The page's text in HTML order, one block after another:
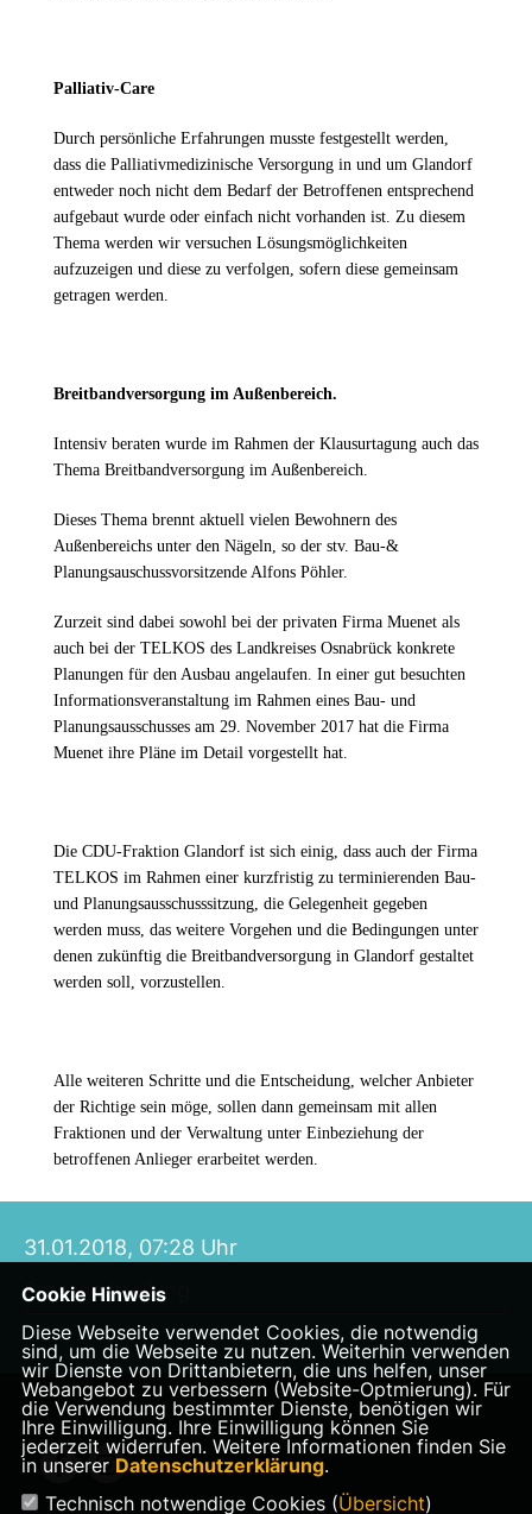
Palliativ-Care
Durch persönliche Erfahrungen musste festgestellt werden,
dass die Palliativmedizinische Versorgung in und um Glandorf
entweder noch nicht dem Bedarf der Betroffenen entsprechend
aufgebaut wurde oder einfach nicht vorhanden ist. Zu diesem
Thema werden wir versuchen Lösungsmöglichkeiten
aufzuzeigen und diese zu verfolgen, sofern diese gemeinsam
getragen werden.
Breitbandversorgung im Außenbereich.
Intensiv beraten wurde im Rahmen der Klausurtagung auch das
Thema Breitbandversorgung im Außenbereich.
Dieses Thema brennt aktuell vielen Bewohnern des
Außenbereichs unter den Nägeln, so der stv. Bau-&
Planungsauschussvorsitzende Alfons Pöhler.
Zurzeit sind dabei sowohl bei der privaten Firma Muenet als
auch bei der TELKOS des Landkreises Osnabrück konkrete
Planungen für den Ausbau angelaufen. In einer gut besuchten
Informationsveranstaltung im Rahmen eines Bau- und
Planungsausschusses am 29. November 2017 hat die Firma
Muenet ihre Pläne im Detail vorgestellt hat.
Die CDU-Fraktion Glandorf ist sich einig, dass auch der Firma
TELKOS im Rahmen einer kurzfristig zu terminierenden Bau-
und Planungsausschusssitzung, die Gelegenheit gegeben
werden muss, das weitere Vorgehen und die Bedingungen unter
denen zukünftig die Breitbandversorgung in Glandorf gestaltet
werden soll, vorzustellen.
Alle weiteren Schritte und die Entscheidung, welcher Anbieter
der Richtige sein möge, sollen dann gemeinsam mit allen
Fraktionen und der Verwaltung unter Einbeziehung der
betroffenen Anlieger erarbeitet werden.
31.01.2018, 07:28 Uhr
Pressemitteilung
Cookie Hinweis
Diese Webseite verwendet Cookies, die notwendig
sind, um die Webseite zu nutzen. Weiterhin verwenden
wir Dienste von Drittanbietern, die uns helfen, unser
Webangebot zu verbessern (Website-Optmierung). Für
die Verwendung bestimmter Dienste, benötigen wir
Ihre Einwilligung. Ihre Einwilligung können Sie
jederzeit widerrufen. Weitere Informationen finden Sie
in unserer Datenschutzerklärung.
Technisch notwendige Cookies (Übersicht)